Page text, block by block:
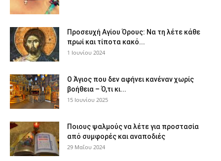
Προσευχή Αγίου Όρους: Να τη λέτε κάθε
πρωί και τίποτα κακό...
1 Ιουνίου 2024
Ο Άγιος που δεν αφήνει κανέναν χωρίς
βοήθεια – Ό,τι κι...
15 Ιουνίου 2025
Ποιους ψαλμούς να λέτε για προστασία
από συμφορές και αναποδιές
29 Μαΐου 2024